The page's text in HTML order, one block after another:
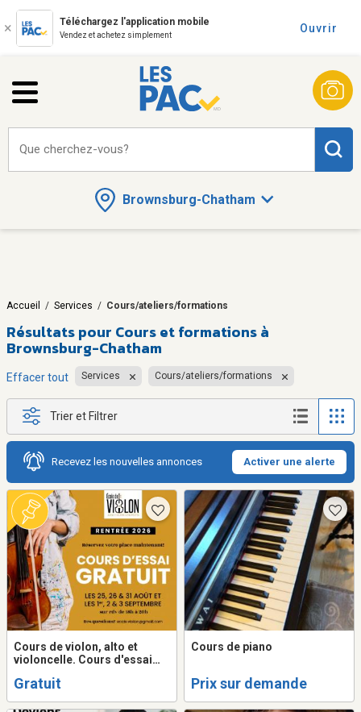
Téléchargez l'application mobile
Vendez et achetez simplement
Ouvrir
Brownsburg-Chatham
Que cherchez-vous?
Accueil / Services / Cours/ateliers/formations
Résultats pour Cours et formations à
Brownsburg-Chatham
Effacer tout Services Cours/ateliers/formations
Trier et Filtrer
Recevez les nouvelles annonces Activer une alerte
Cours de violon, alto et
violoncelle. Cours d'essai
Gratuit
Cours de piano
Prix sur demande